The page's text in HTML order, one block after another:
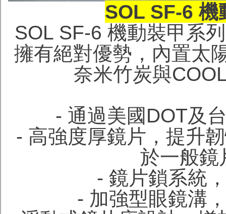
SOL SF-6 機
SOL SF-6 機動裝甲系
擁有絕對優勢，內置太
奈米竹炭與
- 通過美國DOT及
- 高強度厚鏡片，提升
於一般鏡
- 鏡片鎖系統
- 加強型眼鏡溝